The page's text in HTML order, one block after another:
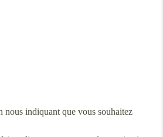
nous indiquant que vous souhaitez